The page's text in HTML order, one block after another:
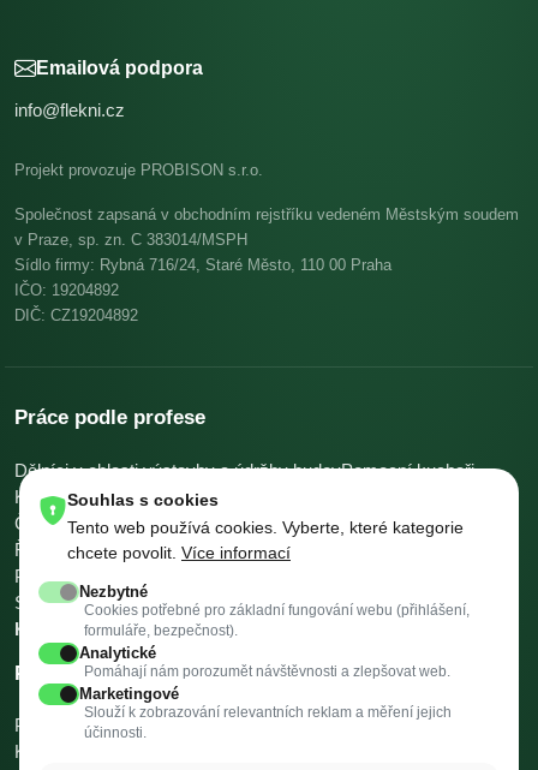
Emailová podpora
info@flekni.cz
Projekt provozuje PROBISON s.r.o.
Společnost zapsaná v obchodním rejstříku vedeném Městským soudem
v Praze, sp. zn. C 383014/MSPH
Sídlo firmy: Rybná 716/24, Staré Město, 110 00 Praha
IČO: 19204892
DIČ: CZ19204892
Práce podle profese
Dělníci v oblasti výstavby a údržby budovPomocní kuchaři
KuchařiSkladníci, obsluha manipulačních vozíků
Číšníci a servírkyOstatní uklízeči a pomocníci
Řidiči nákladních automobilů, tahačů a speciálních vozidel
Pomocníci v kuchyni
SvářečiVšechny profese →Platy podle profese →
Kalkulačky →
Práce podle města
Praha BrnoOstrava
Vysoké Mýto
Kopřivnice
Souhlas s cookies
Tento web používá cookies. Vyberte, které kategorie
chcete povolit. Více informací
Nezbytné
Cookies potřebné pro základní fungování webu (přihlášení,
formuláře, bezpečnost).
Analytické
Pomáhají nám porozumět návštěvnosti a zlepšovat web.
Marketingové
Slouží k zobrazování relevantních reklam a měření jejich
účinnosti.